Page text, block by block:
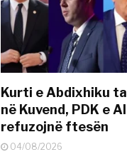
Kurti e Abdixhiku
në Kuvend, PDK e
refuzojnë ftesën
04/08/2026